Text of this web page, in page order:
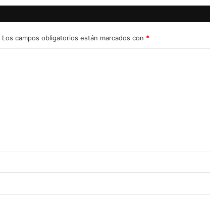
Los campos obligatorios están marcados con *